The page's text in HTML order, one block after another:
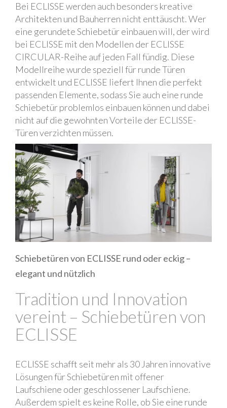
Bei ECLISSE werden auch besonders kreative
Architekten und Bauherren nicht enttäuscht. Wer
eine gerundete Schiebetür einbauen will, der wird
bei ECLISSE mit den Modellen der ECLISSE
CIRCULAR-Reihe auf jeden Fall fündig. Diese
Modellreihe wurde speziell für runde Türen
entwickelt und ECLISSE liefert Ihnen die perfekt
passenden Elemente, sodass Sie auch eine runde
Schiebetür problemlos einbauen können und dabei
nicht auf die gewohnten Vorteile der ECLISSE-
Türen verzichten müssen.
Schiebetüren von ECLISSE rund oder eckig –
elegant und nützlich
Tradition und Innovation
vereint – Schiebetüren von
ECLISSE
ECLISSE schafft seit mehr als 30 Jahren innovative
Lösungen für Schiebetüren mit offener
Laufschiene oder geschlossener Laufschiene.
Außerdem spielt es keine Rolle, ob Sie eine runde